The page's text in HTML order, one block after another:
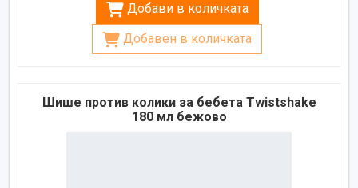
Добави в количката
Добавен в количката
Шише против колики за бебета Twistshake
180 мл бежово